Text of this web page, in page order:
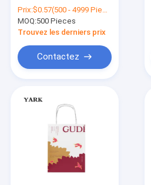
Paper Gift Shopping
Bag Handle With
Logo Copy
Bouquet Paper Bags
Prix:$0.57(500 - 4999 Pieces) $0.55(5000 - 29999 Pieces) $0.54(>=30000 Pieces)
MOQ:500 Pieces
Trouvez les derniers prix
Contactez